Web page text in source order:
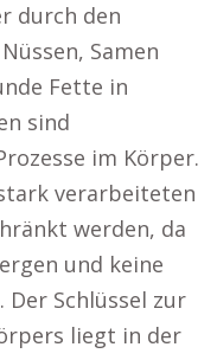
durch den
Samen
Fette in
sind
im Körper.
verarbeiteten
werden, da
und keine
Schlüssel zur
liegt in der